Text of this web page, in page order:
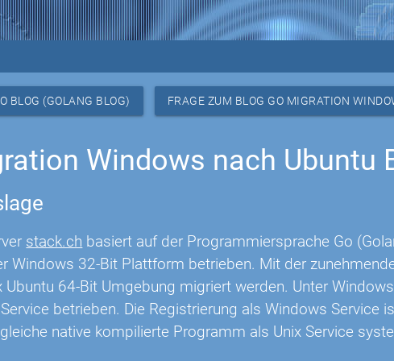
BLOG (GOLANG BLOG) FRAGE ZUM BLOG GO MIGRATION
Windows nach Ubuntu
stack.ch basiert auf der Programmiersprache Go
Windows 32-Bit Plattform betrieben. Mit der
Ubuntu 64-Bit Umgebung migriert werden. Unter
betrieben. Die Registrierung als Windows Service
native kompilierte Programm als Unix Service